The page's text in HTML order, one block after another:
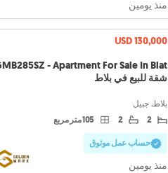
منذ يومين
USD 130,000
شقة للبيع في بلاط
بلاط, جبيل
2
2 105 متر مربع
حساب عمل موثوق
منذ يومين